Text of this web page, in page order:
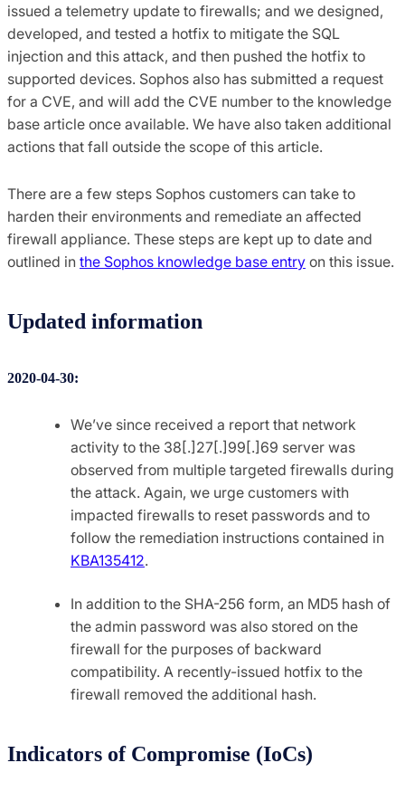
issued a telemetry update to firewalls; and we designed,
developed, and tested a hotfix to mitigate the SQL
injection and this attack, and then pushed the hotfix to
supported devices. Sophos also has submitted a request
for a CVE, and will add the CVE number to the knowledge
base article once available. We have also taken additional
actions that fall outside the scope of this article.
There are a few steps Sophos customers can take to
harden their environments and remediate an affected
firewall appliance. These steps are kept up to date and
outlined in the Sophos knowledge base entry on this issue.
Updated information
2020-04-30:
We’ve since received a report that network
activity to the 38[.]27[.]99[.]69 server was
observed from multiple targeted firewalls during
the attack. Again, we urge customers with
impacted firewalls to reset passwords and to
follow the remediation instructions contained in
KBA135412.
In addition to the SHA-256 form, an MD5 hash of
the admin password was also stored on the
firewall for the purposes of backward
compatibility. A recently-issued hotfix to the
firewall removed the additional hash.
Indicators of Compromise (IoCs)